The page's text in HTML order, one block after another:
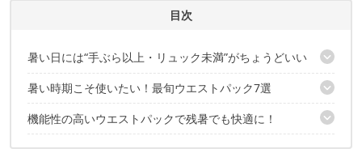
目次
暑い日には“手ぶら以上・リュック未満”がちょうどいい
「ウエストパック＝ダサい」の時代は、もう終わった！
暑い時期こそ使いたい！最旬ウエストパック7選
1｜6Lでたくさん入るのに、シュッとして見える秘密は…ミステリ
機能性の高いウエストパックで残暑でも快適に！